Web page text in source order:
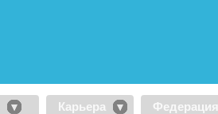
Карьера Федерация